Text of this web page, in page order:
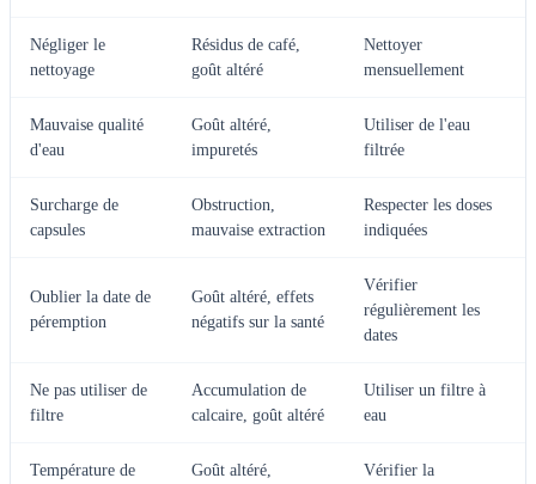
Négliger le
nettoyage
Résidus de café,
goût altéré
Nettoyer
mensuellement
Mauvaise qualité
d'eau
Goût altéré,
impuretés
Utiliser de l'eau
filtrée
Surcharge de
capsules
Obstruction,
mauvaise extraction
Respecter les doses
indiquées
Oublier la date de
péremption
Goût altéré, effets
négatifs sur la santé
Vérifier
régulièrement les
dates
Ne pas utiliser de
filtre
Accumulation de
calcaire, goût altéré
Utiliser un filtre à
eau
Température de
Goût altéré,
Vérifier la